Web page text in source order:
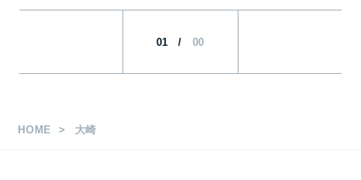
01 / 00
HOME 大崎